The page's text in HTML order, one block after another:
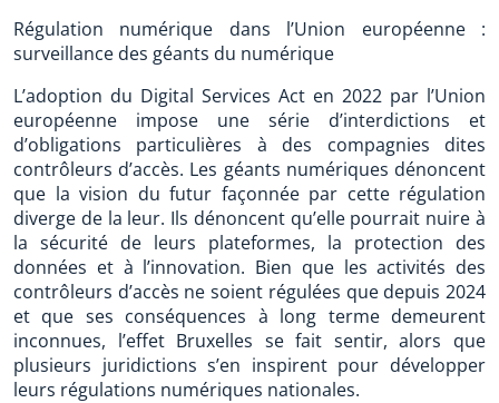
Régulation numérique dans l’Union européenne :
surveillance des géants du numérique
L’adoption du Digital Services Act en 2022 par l’Union
européenne impose une série d’interdictions et
d’obligations particulières à des compagnies dites
contrôleurs d’accès. Les géants numériques dénoncent
que la vision du futur façonnée par cette régulation
diverge de la leur. Ils dénoncent qu’elle pourrait nuire à
la sécurité de leurs plateformes, la protection des
données et à l’innovation. Bien que les activités des
contrôleurs d’accès ne soient régulées que depuis 2024
et que ses conséquences à long terme demeurent
inconnues, l’effet Bruxelles se fait sentir, alors que
plusieurs juridictions s’en inspirent pour développer
leurs régulations numériques nationales.